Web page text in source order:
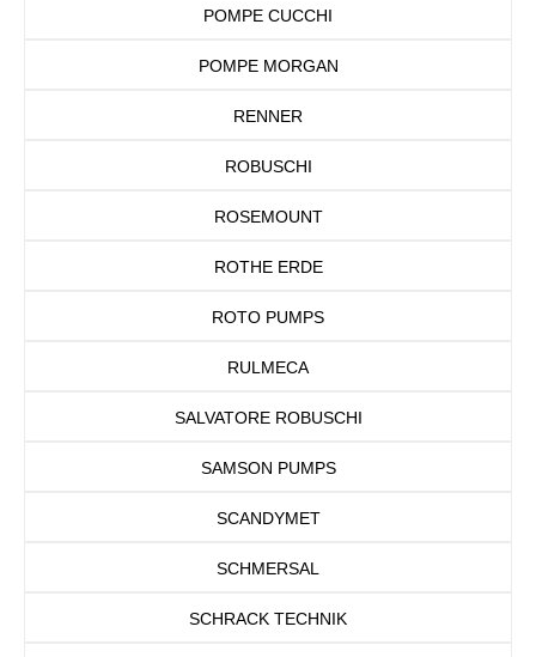
POMPE CUCCHI
POMPE MORGAN
RENNER
ROBUSCHI
ROSEMOUNT
ROTHE ERDE
ROTO PUMPS
RULMECA
SALVATORE ROBUSCHI
SAMSON PUMPS
SCANDYMET
SCHMERSAL
SCHRACK TECHNIK